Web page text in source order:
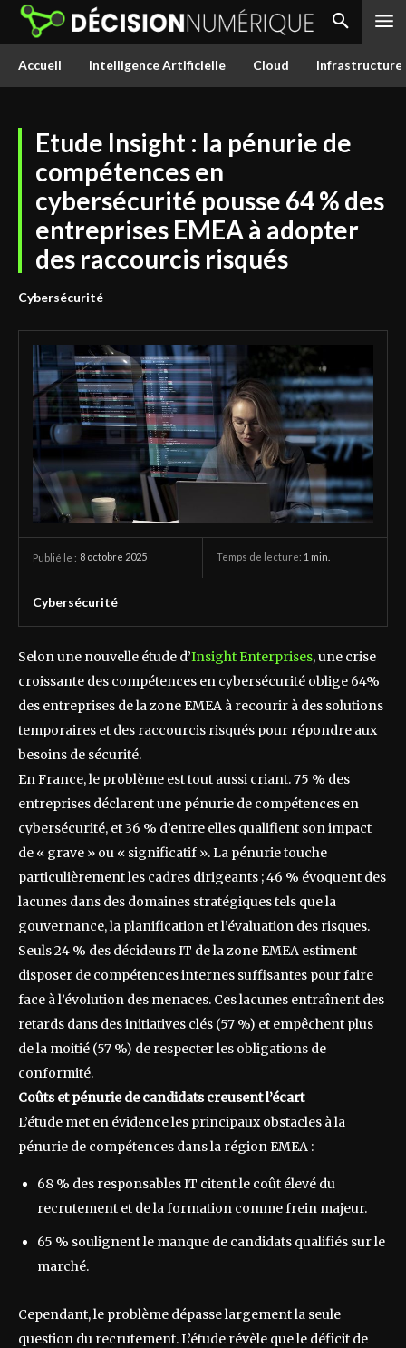
Accueil Intelligence Artificielle Cloud
Etude Insight : la pénurie de
compétences en
cybersécurité pousse 64 % des
entreprises EMEA à adopter
des raccourcis risqués
Cybersécurité
Publié le : 8 octobre 2025 Temps de lecture: 1 min.
Cybersécurité
Selon une nouvelle étude d’Insight Enterprises, une crise
croissante des compétences en cybersécurité oblige 64%
des entreprises de la zone EMEA à recourir à des solutions
temporaires et des raccourcis risqués pour répondre aux
besoins de sécurité.
En France, le problème est tout aussi criant. 75 % des
entreprises déclarent une pénurie de compétences en
cybersécurité, et 36 % d’entre elles qualifient son impact
de « grave » ou « significatif ». La pénurie touche
particulièrement les cadres dirigeants ; 46 % évoquent des
lacunes dans des domaines stratégiques tels que la
gouvernance, la planification et l’évaluation des risques.
Seuls 24 % des décideurs IT de la zone EMEA estiment
disposer de compétences internes suffisantes pour faire
face à l’évolution des menaces. Ces lacunes entraînent des
retards dans des initiatives clés (57 %) et empêchent plus
de la moitié (57 %) de respecter les obligations de
conformité.
Coûts et pénurie de candidats creusent l’écart
L’étude met en évidence les principaux obstacles à la
pénurie de compétences dans la région EMEA :
68 % des responsables IT citent le coût élevé du
recrutement et de la formation comme frein majeur.
65 % soulignent le manque de candidats qualifiés sur le
marché.
Cependant, le problème dépasse largement la seule
question du recrutement. L’étude révèle que le déficit de